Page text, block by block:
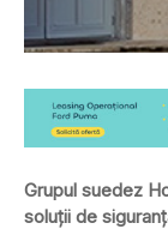
Grupul suedez
soluții de